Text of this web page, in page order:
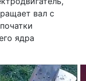
вал с
ядра